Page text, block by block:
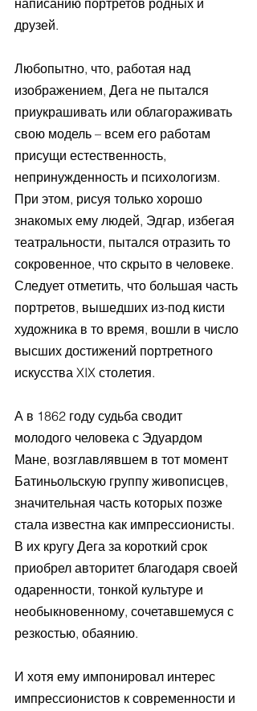
написанию портретов родных и
друзей.
Любопытно, что, работая над
изображением, Дега не пытался
приукрашивать или облагораживать
свою модель – всем его работам
присущи естественность,
непринужденность и психологизм.
При этом, рисуя только хорошо
знакомых ему людей, Эдгар, избегая
театральности, пытался отразить то
сокровенное, что скрыто в человеке.
Следует отметить, что большая часть
портретов, вышедших из-под кисти
художника в то время, вошли в число
высших достижений портретного
искусства XIX столетия.
А в 1862 году судьба сводит
молодого человека с Эдуардом
Мане, возглавлявшем в тот момент
Батиньольскую группу живописцев,
значительная часть которых позже
стала известна как импрессионисты.
В их кругу Дега за короткий срок
приобрел авторитет благодаря своей
одаренности, тонкой культуре и
необыкновенному, сочетавшемуся с
резкостью, обаянию.
И хотя ему импонировал интерес
импрессионистов к современности и